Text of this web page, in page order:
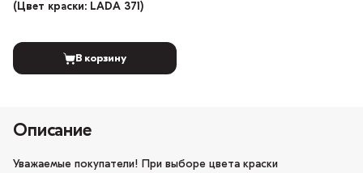
(Цвет краски: LADA 371)
В корзину
Описание
Уважаемые покупатели! При выборе цвета краски